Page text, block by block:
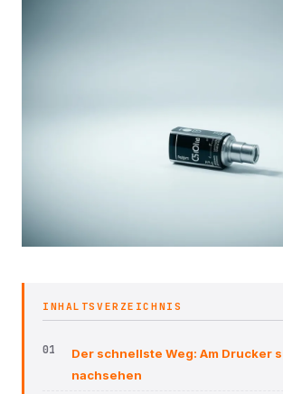
INHALTSVERZEICHNIS
Der schnellste Weg: Am Drucker
nachsehen